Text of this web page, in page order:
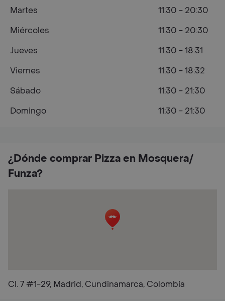
¿Dónde comprar Pizza en Mosquera/
Funza?
Cl. 7 #1-29, Madrid, Cundinamarca, Colombia
Martes
11:30 - 20:30
Miércoles
11:30 - 20:30
Jueves
11:30 - 18:31
Viernes
11:30 - 18:32
Sábado
11:30 - 21:30
Domingo
11:30 - 21:30